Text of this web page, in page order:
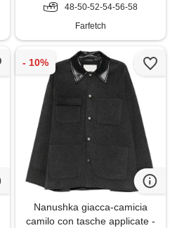
48-50-52-54-56-58
Farfetch
Nanushka giacca-camicia
camilo con tasche applicate -